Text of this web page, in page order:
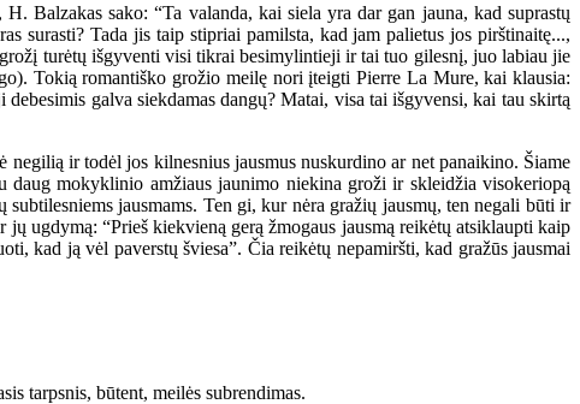
Balzakas sako: “Ta valanda, kai siela yra dar gan jauna, kad suprastų
surasti? Tada jis taip stipriai pamilsta, kad jam palietus jos pirštinaitę...,
turėtų išgyventi visi tikrai besimylintieji ir tai tuo gilesnį, juo labiau jie
Tokią romantiško grožio meilę nori įteigti Pierre La Mure, kai klausia:
galva siekdamas dangų? Matai, visa tai išgyvensi, kai tau skirtą
ir todėl jos kilnesnius jausmus nuskurdino ar net panaikino. Šiame
daug mokyklinio amžiaus jaunimo niekina groži ir skleidžia visokeriopą
jausmams. Ten gi, kur nėra gražių jausmų, ten negali būti ir
ugdymą: “Prieš kiekvieną gerą žmogaus jausmą reikėtų atsiklaupti kaip
kad ją vėl paverstų šviesa”. Čia reikėtų nepamiršti, kad gražūs jausmai
tarpsnis, būtent, meilės subrendimas.